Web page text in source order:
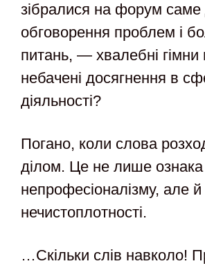
зібралися на форум саме
обговорення проблем і
питань, — хвалебні гімни
небачені досягнення в
діяльності?
Погано, коли слова
ділом. Це не лише ознака
непрофесіоналізму, але
нечистоплотності.
…Скільки слів навколо!